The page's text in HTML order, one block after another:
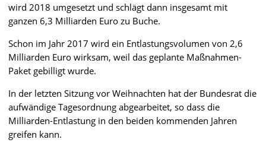
wird 2018 umgesetzt und schlägt dann insgesamt mit
ganzen 6,3 Milliarden Euro zu Buche.
Schon im Jahr 2017 wird ein Entlastungsvolumen von 2,6
Milliarden Euro wirksam, weil das geplante Maßnahmen-
Paket gebilligt wurde.
In der letzten Sitzung vor Weihnachten hat der Bundesrat die
aufwändige Tagesordnung abgearbeitet, so dass die
Milliarden-Entlastung in den beiden kommenden Jahren
greifen kann.